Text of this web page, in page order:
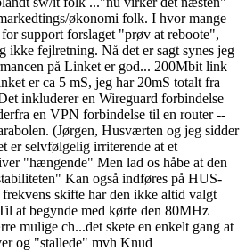
økonomi folk. I hvor mange
support forslaget "prøv at reboote",
ikke fejlretning. Nå det er sagt synes jeg
på Linket er god... 200Mbit link
er ca 5 mS, jeg har 20mS totalt fra
inkluderer en Wireguard forbindelse
en VPN forbindelse til en router --
(Jørgen, Husværten og jeg sidder
er selvfølgelig irriterende at et
"hængende" Men lad os håbe at den
Kan også indføres på HUS-
frekvens skifte har den ikke altid valgt
at begynde med kørte den 80MHz
mulige ch...det skete en enkelt gang at
og "stallede" mvh Knud